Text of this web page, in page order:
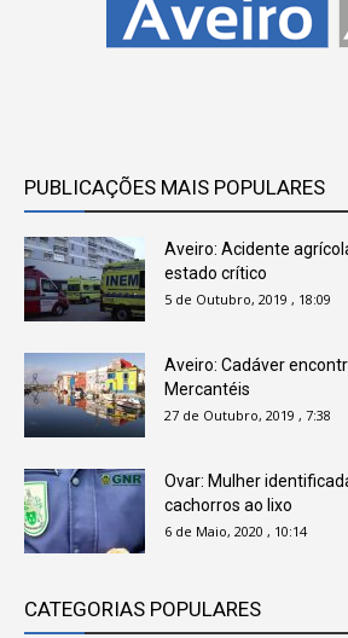
PUBLICAÇÕES MAIS POPULARES
Aveiro: Acidente
estado crítico
5 de Outubro, 2019 , 18:09
Aveiro: Cadáver
Mercantéis
27 de Outubro, 2019 , 7:38
Ovar: Mulher
cachorros ao lixo
6 de Maio, 2020 , 10:14
CATEGORIAS POPULARES